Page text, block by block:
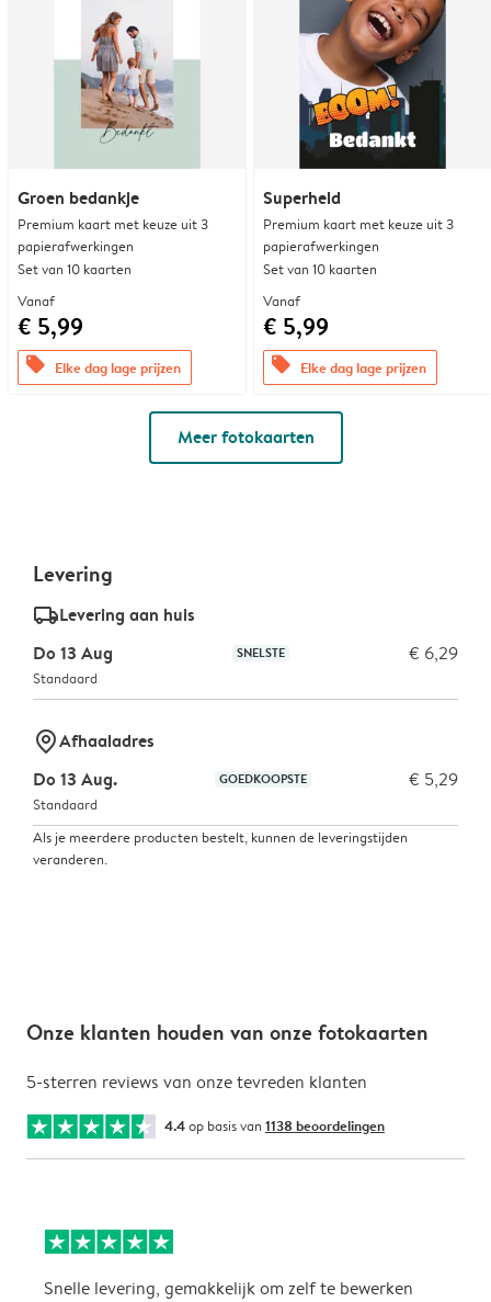
Groen bedankje
Premium kaart met keuze uit 3
papierafwerkingen
Set van 10 kaarten
Vanaf
€ 5,99
offers Elke dag lage prijzen
Superheld
Premium kaart met keuze uit 3
papierafwerkingen
Set van 10 kaarten
Vanaf
€ 5,99
offers Elke dag lage prijzen
Meer fotokaarten
Levering
delivery_standard_v2Levering aan huis
Do 13 Aug
SNELSTE € 6,29
Standaard
marker-pinAfhaaladres
Do 13 Aug.
GOEDKOOPSTE € 5,29
Standaard
Als je meerdere producten bestelt, kunnen de leveringstijden
veranderen.
Onze klanten houden van onze fotokaarten
5-sterren reviews van onze tevreden klanten
4.4op basis van 1138 beoordelingen
Snelle levering, gemakkelijk om zelf te bewerken